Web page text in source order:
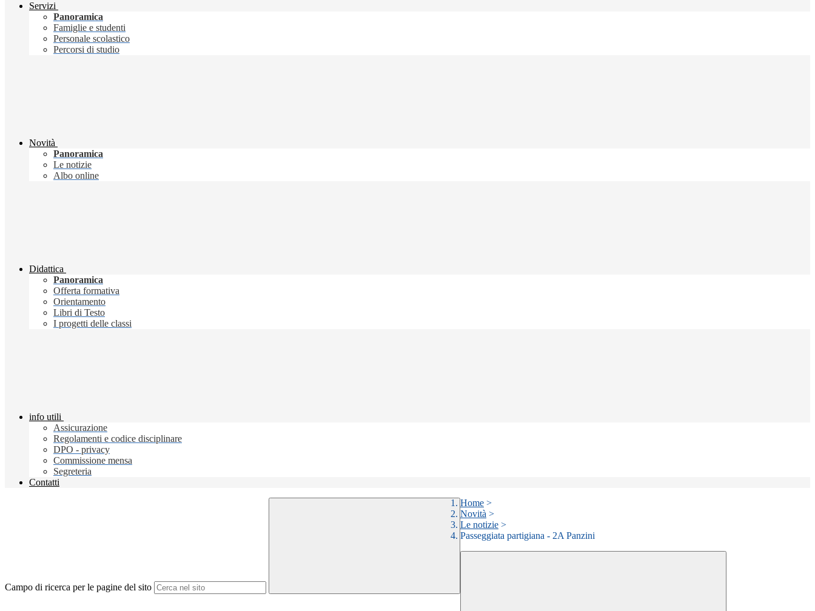
Servizi
Panoramica
Famiglie e studenti
Personale scolastico
Percorsi di studio
Novità
Panoramica
Le notizie
Albo online
Didattica
Panoramica
Offerta formativa
Orientamento
Libri di Testo
I progetti delle classi
info utili
Assicurazione
Regolamenti e codice disciplinare
DPO - privacy
Commissione mensa
Segreteria
Contatti
Campo di ricerca per le pagine del sito
Home >
Novità >
Le notizie >
Passeggiata partigiana - 2A Panzini